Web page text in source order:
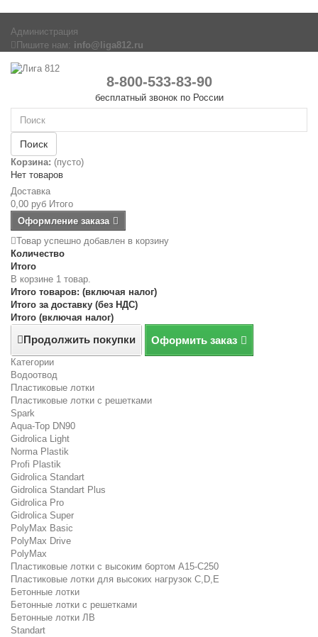
Администрация
Пишите нам: info@liga812.ru
8-800-533-83-90
бесплатный звонок по России
Поиск
Корзина: (пусто)
Нет товаров
Доставка
0,00 руб Итого
Оформление заказа
Товар успешно добавлен в корзину
Количество
Итого
В корзине 1 товар.
Итого товаров: (включая налог)
Итого за доставку (без НДС)
Итого (включая налог)
Продолжить покупки Оформить заказ
Категории
Водоотвод
Пластиковые лотки
Пластиковые лотки с решетками
Spark
Aqua-Top DN90
Gidrolica Light
Norma Plastik
Profi Plastik
Gidrolica Standart
Gidrolica Standart Plus
Gidrolica Pro
Gidrolica Super
PolyMax Basic
PolyMax Drive
PolyMax
Пластиковые лотки с высоким бортом А15-C250
Пластиковые лотки для высоких нагрузок C,D,E
Бетонные лотки
Бетонные лотки с решетками
Бетонные лотки ЛВ
Standart